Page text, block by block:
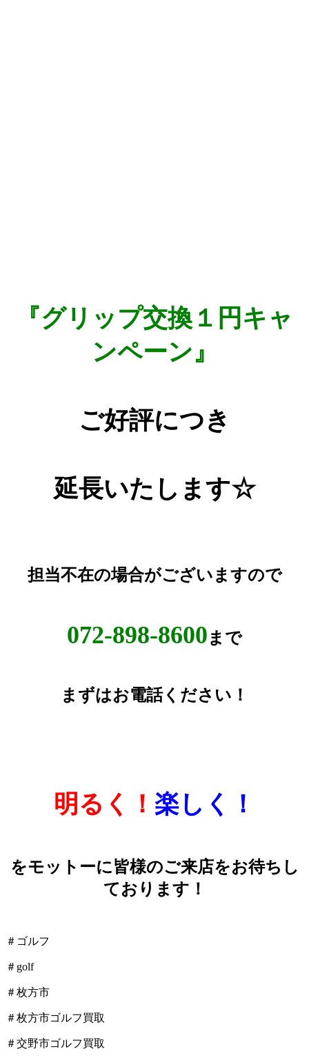
『グリップ交換１円キャ
ンペーン』
ご好評につき
延長いたします☆
担当不在の場合がございますので
072-898-8600まで
まずはお電話ください！
明るく！ 楽しく！
をモットーに皆様のご来店をお待ちし
ております！
＃ゴルフ
＃golf
＃枚方市
＃枚方市ゴルフ買取
＃交野市ゴルフ買取